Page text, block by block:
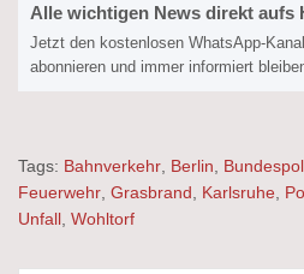
Alle wichtigen News direkt aufs
Jetzt den kostenlosen WhatsApp-
abonnieren und immer informiert
Tags: Bahnverkehr Berlin
Feuerwehr Grasbrand Karlsruhe
Unfall Wohltorf